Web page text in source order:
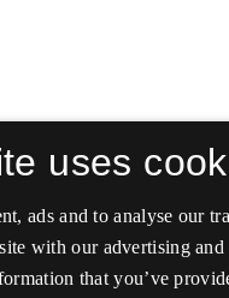
uses
ads and to analyse our
with our advertising and
that you’ve